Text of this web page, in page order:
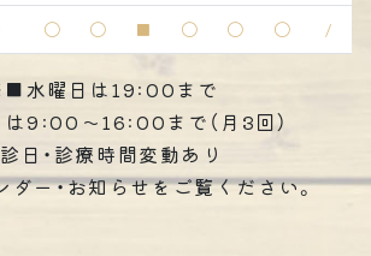
〇 〇 ■ 〇 〇 〇 /
水曜日は19:00まで
9:00～16:00まで（月3回）
日・診療時間変動あり
ダー・お知らせをご覧ください。